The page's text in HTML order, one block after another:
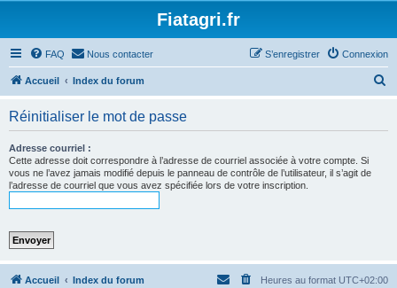
Fiatagri.fr
FAQ Nous contacter Connexion
S’enregistrer
Accueil Index du forum
Réinitialiser le mot de passe
Adresse courriel :
Cette adresse doit correspondre à l’adresse de courriel associée à votre compte. Si
vous ne l’avez jamais modifié depuis le panneau de contrôle de l’utilisateur, il s’agit de
l’adresse de courriel que vous avez spécifiée lors de votre inscription.
Accueil Index du forum Heures au format UTC+02:00